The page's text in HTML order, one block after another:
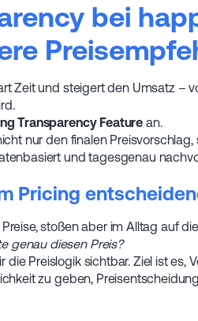
bei
Zeit und steigert den Umsatz –
Transparency Feature an.
nur den finalen
und tagesgenau
Pricing
stoßen aber im Alltag auf
genau diesen Preis?
Preislogik sichtbar. Ziel ist es,
zu geben,